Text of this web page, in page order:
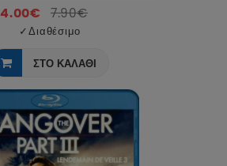
4.00€ 7.90€
✓Διαθέσιμο
ΣΤΟ ΚΑΛΑΘΙ